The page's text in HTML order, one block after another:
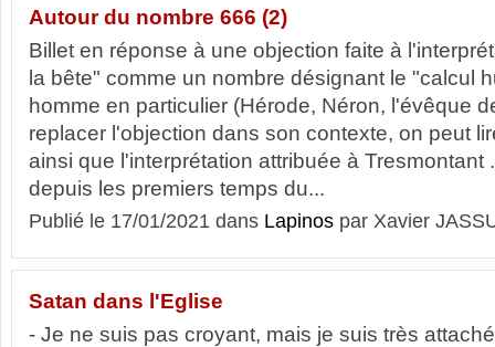
Autour du nombre 666 (2)
Billet en réponse à une objection faite à
la bête" comme un nombre désignant le "calcul
homme en particulier (Hérode, Néron, l'évêque
replacer l'objection dans son contexte, on peut
ainsi que l'interprétation attribuée à Tresmontant
depuis les premiers temps du...
Publié le 17/01/2021 dans Lapinos par Xavier
Satan dans l'Eglise
- Je ne suis pas croyant, mais je suis très